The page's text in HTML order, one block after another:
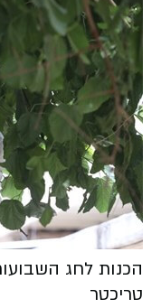
הכנות לחג
טריכטר